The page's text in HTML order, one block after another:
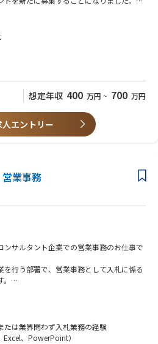
、備品・消耗品発注 等
成長を実感できるポジションです。
く活躍していただける方をお迎えしたい
務ではなく、営業プロセスの中核を支え
発注〜納品）の支援業務
注文書作成、発注指示、契約書締結、その
ント内の派遣社員フォロー
率化施策の検討と実行
想定年収 400 万円 ~ 700 万円
人エントリー
営業事務
ンサルタント企業での営業事務のお仕事で
を行う部署で、営業事務として入札に係る
する入札競争により事業者が決定されま
報を取得し、参加する案件への入札書類
類を作成します。
たは業界問わず入札業務の経験
、PowerPoint）